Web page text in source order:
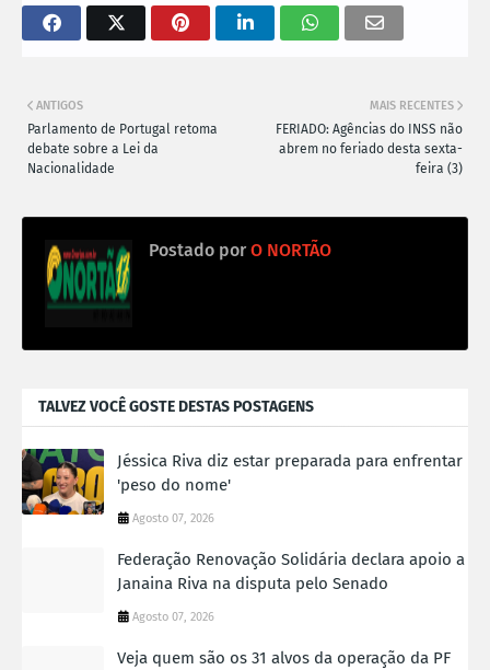
MAIS RECENTES
FERIADO: Agências do INSS não
abrem no feriado desta sexta-
feira (3)
ANTIGOS
Parlamento de Portugal retoma
debate sobre a Lei da
Nacionalidade
Postado por O NORTÃO
TALVEZ VOCÊ GOSTE DESTAS POSTAGENS
Jéssica Riva diz estar preparada para enfrentar
'peso do nome'
Agosto 07, 2026
Federação Renovação Solidária declara apoio a
Janaina Riva na disputa pelo Senado
Agosto 07, 2026
Veja quem são os 31 alvos da operação da PF